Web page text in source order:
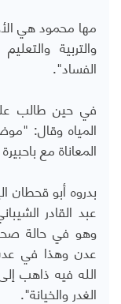
مها محمود هي
والتربية
الفساد".
في حين طالب
المياه وقال:
المعاناة مع
بدروه أبو قحطان
عبد القادر
وهو في حالة
عدن وهذا في
الله فيه ذاهب
الغدر والخيانة".